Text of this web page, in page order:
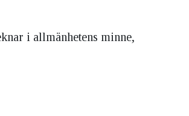
i allmänhetens minne,